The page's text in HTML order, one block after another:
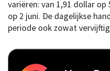
variëren: van 1,91 dollar
op 2 juni. De dagelijkse
periode ook zowat